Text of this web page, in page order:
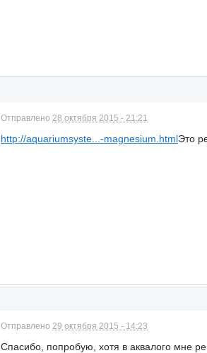
Отправлено 28 октября 2015 - 21:21
http://aquariumsyste...-magnesium.htmlЭто
Отправлено 29 октября 2015 - 14:23
Спасибо, попробую, хотя в аквалого мне